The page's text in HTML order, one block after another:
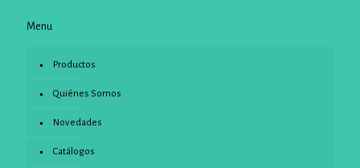
Menu
Productos
Quiénes Somos
Novedades
Catálogos